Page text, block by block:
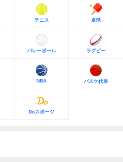
テニス 卓球
バレーボール ラグビー
NBA バスケ代表
Doスポーツ